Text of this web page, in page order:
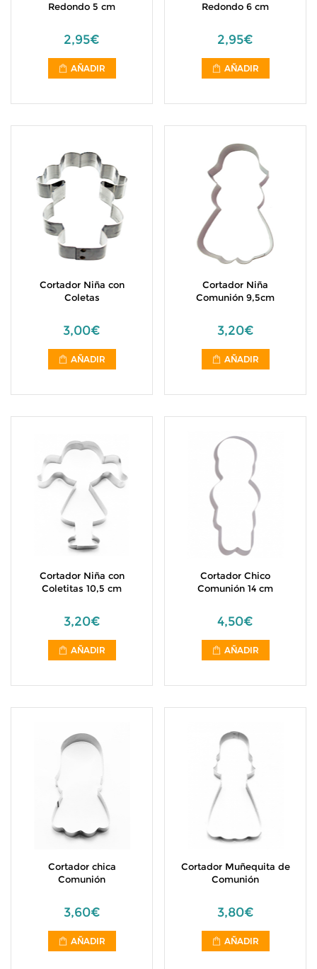
Redondo 5 cm
2,95€
AÑADIR
Redondo 6 cm
2,95€
AÑADIR
Cortador Niña con
Coletas
3,00€
AÑADIR
Cortador Niña
Comunión 9,5cm
3,20€
AÑADIR
Cortador Niña con
Coletitas 10,5 cm
3,20€
AÑADIR
Cortador Chico
Comunión 14 cm
4,50€
AÑADIR
Cortador chica
Comunión
3,60€
AÑADIR
Cortador Muñequita de
Comunión
3,80€
AÑADIR